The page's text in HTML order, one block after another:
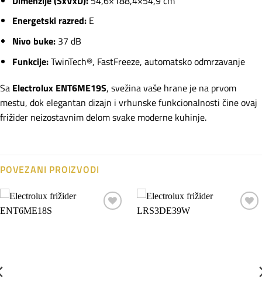
Energetski razred:E
Nivo buke:37 dB
Funkcije:TwinTech®, FastFreeze, automatsko odmrzavanje
Sa Electrolux ENT6ME19S, svežina vaše hrane je na prvom
mestu, dok elegantan dizajn i vrhunske funkcionalnosti čine ovaj
frižider neizostavnim delom svake moderne kuhinje.
POVEZANI PROIZVODI